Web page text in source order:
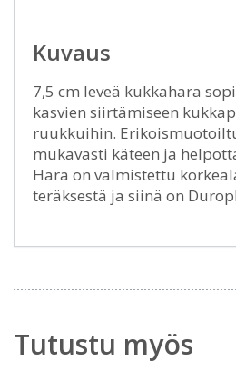
Kuvaus
7,5 cm leveä kukkahara
kasvien siirtämiseen
ruukkuihin.
mukavasti käteen ja
Hara on valmistettu
teräksestä ja siinä on
Tutustu myös